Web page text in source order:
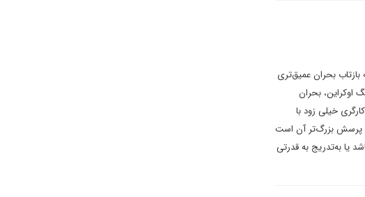
بحران عمیق‌تری
اوکراین، بحران
خیلی زود با
پرسش بزرگ‌تر آن است
یا به‌تدریج به قدرتی